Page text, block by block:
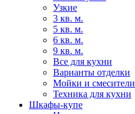
Узкие
3 кв. м.
5 кв. м.
6 кв. м.
9 кв. м.
Все для кухни
Варианты отделки
Мойки и смесители
Техника для кухни
Шкафы-купе